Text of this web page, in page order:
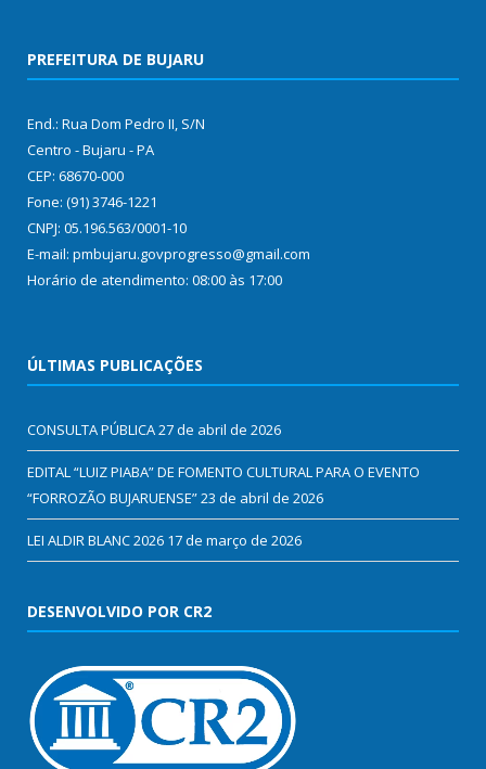
PREFEITURA DE BUJARU
End.: Rua Dom Pedro II, S/N
Centro - Bujaru - PA
CEP: 68670-000
Fone: (91) 3746-1221
CNPJ: 05.196.563/0001-10
E-mail: pmbujaru.govprogresso@gmail.com
Horário de atendimento: 08:00 às 17:00
ÚLTIMAS PUBLICAÇÕES
CONSULTA PÚBLICA27 de abril de 2026
EDITAL “LUIZ PIABA” DE FOMENTO CULTURAL PARA O EVENTO
“FORROZÃO BUJARUENSE”23 de abril de 2026
LEI ALDIR BLANC 2026 17 de março de 2026
DESENVOLVIDO POR CR2